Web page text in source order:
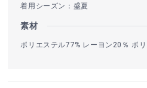
着用シーズン：盛夏
素材
ポリエステル77% レーヨン20％ ポ